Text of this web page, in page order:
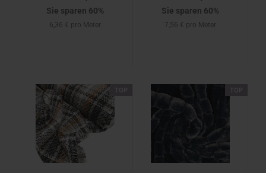
Sie sparen 60%
6,36 € pro Meter
Sie sparen 60%
7,56 € pro Meter